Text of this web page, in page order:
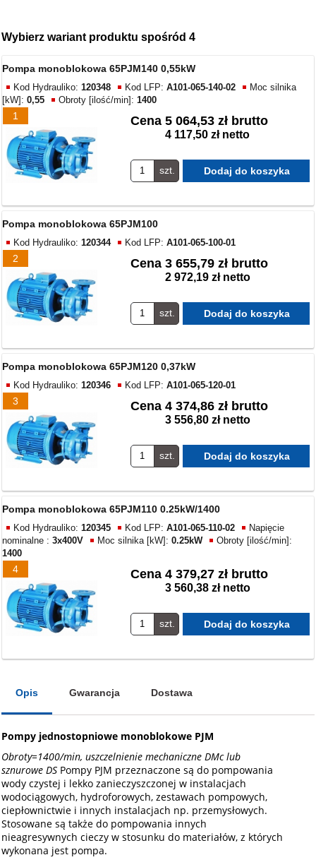
Wybierz wariant produktu spośród 4
1
Pompa monoblokowa 65PJM140 0,55kW
Kod Hydrauliko:120348 Kod LFP:A101-065-140-02
Moc silnika
[kW]:0,55 Obroty [ilość/min]:1400
Cena 5 064,53 zł brutto
4 117,50 zł netto
szt.
2
Pompa monoblokowa 65PJM100
Kod Hydrauliko:120344 Kod LFP:A101-065-100-01
Cena 3 655,79 zł brutto
2 972,19 zł netto
szt.
3
Pompa monoblokowa 65PJM120 0,37kW
Kod Hydrauliko:120346 Kod LFP:A101-065-120-01
Cena 4 374,86 zł brutto
3 556,80 zł netto
szt.
4
Pompa monoblokowa 65PJM110 0.25kW/1400
Kod Hydrauliko:120345 Kod LFP:A101-065-110-02
Napięcie
nominalne :3x400V Moc silnika [kW]:0.25kW
Obroty [ilość/min]:
1400
Cena 4 379,27 zł brutto
3 560,38 zł netto
szt.
Opis Gwarancja Dostawa
Pompy jednostopniowe monoblokowe PJM
Obroty=1400/min, uszczelnienie mechaniczne DMc lub
sznurowe DS Pompy PJM przeznaczone są do pompowania
wody czystej i lekko zanieczyszczonej w instalacjach
wodociągowych, hydroforowych, zestawach pompowych,
ciepłownictwie i innych instalacjach np. przemysłowych.
Stosowane są także do pompowania innych
nieagresywnych cieczy w stosunku do materiałów, z których
wykonana jest pompa.